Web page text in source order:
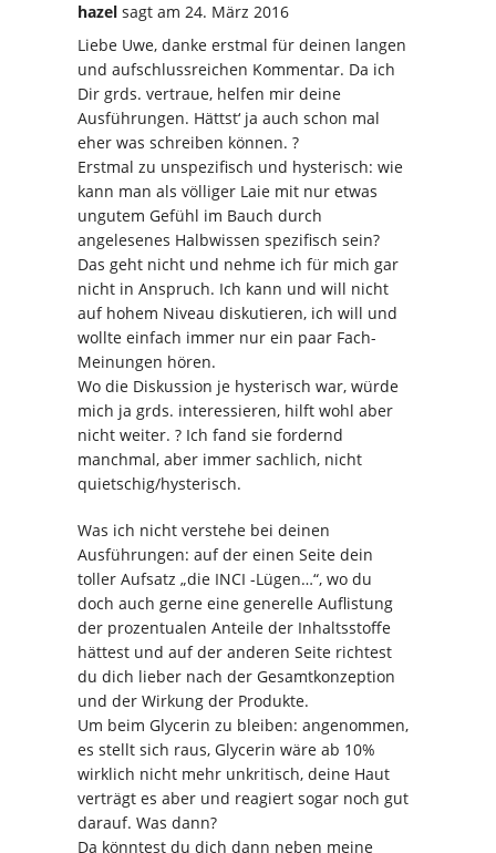
hazel sagt am 24. März 2016
Liebe Uwe, danke erstmal für deinen langen
und aufschlussreichen Kommentar. Da ich
Dir grds. vertraue, helfen mir deine
Ausführungen. Hättst‘ ja auch schon mal
eher was schreiben können. ?
Erstmal zu unspezifisch und hysterisch: wie
kann man als völliger Laie mit nur etwas
ungutem Gefühl im Bauch durch
angelesenes Halbwissen spezifisch sein?
Das geht nicht und nehme ich für mich gar
nicht in Anspruch. Ich kann und will nicht
auf hohem Niveau diskutieren, ich will und
wollte einfach immer nur ein paar Fach-
Meinungen hören.
Wo die Diskussion je hysterisch war, würde
mich ja grds. interessieren, hilft wohl aber
nicht weiter. ? Ich fand sie fordernd
manchmal, aber immer sachlich, nicht
quietschig/hysterisch.
Was ich nicht verstehe bei deinen
Ausführungen: auf der einen Seite dein
toller Aufsatz „die INCI -Lügen…“, wo du
doch auch gerne eine generelle Auflistung
der prozentualen Anteile der Inhaltsstoffe
hättest und auf der anderen Seite richtest
du dich lieber nach der Gesamtkonzeption
und der Wirkung der Produkte.
Um beim Glycerin zu bleiben: angenommen,
es stellt sich raus, Glycerin wäre ab 10%
wirklich nicht mehr unkritisch, deine Haut
verträgt es aber und reagiert sogar noch gut
darauf. Was dann?
Da könntest du dich dann neben meine